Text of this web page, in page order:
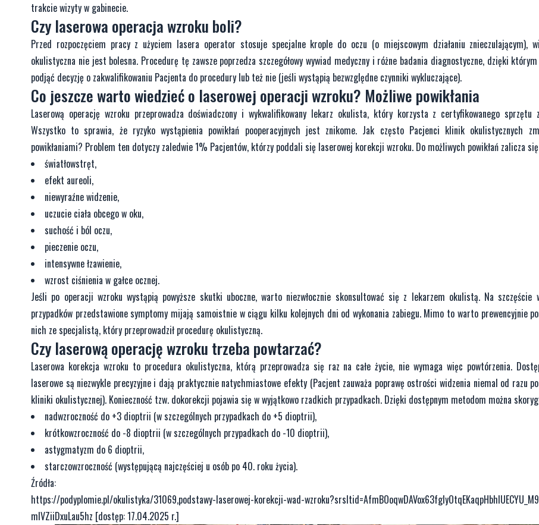
trakcie wizyty w gabinecie.
Czy laserowa operacja wzroku boli?
Przed rozpoczęciem pracy z użyciem lasera operator stosuje specjalne krople do oczu (o miejscowym działaniu znieczulającym),
okulistyczna nie jest bolesna. Procedurę tę zawsze poprzedza szczegółowy wywiad medyczny i różne badania diagnostyczne, dzięki
podjąć decyzję o zakwalifikowaniu Pacjenta do procedury lub też nie (jeśli wystąpią bezwzględne czynniki wykluczające).
Co jeszcze warto wiedzieć o laserowej operacji wzroku? Możliwe powikłania
Laserową operację wzroku przeprowadza doświadczony i wykwalifikowany lekarz okulista, który korzysta z certyfikowanego sprzętu
Wszystko to sprawia, że ryzyko wystąpienia powikłań pooperacyjnych jest znikome. Jak często Pacjenci klinik okulistycznych
powikłaniami? Problem ten dotyczy zaledwie 1% Pacjentów, którzy poddali się laserowej korekcji wzroku. Do możliwych powikłań zalicza
światłowstręt,
efekt aureoli,
niewyraźne widzenie,
uczucie ciała obcego w oku,
suchość i ból oczu,
pieczenie oczu,
intensywne łzawienie,
wzrost ciśnienia w gałce ocznej.
Jeśli po operacji wzroku wystąpią powyższe skutki uboczne, warto niezwłocznie skonsultować się z lekarzem okulistą. Na szczęście
przypadków przedstawione symptomy mijają samoistnie w ciągu kilku kolejnych dni od wykonania zabiegu. Mimo to warto prewencyjnie
nich ze specjalistą, który przeprowadził procedurę okulistyczną.
Czy laserową operację wzroku trzeba powtarzać?
Laserowa korekcja wzroku to procedura okulistyczna, którą przeprowadza się raz na całe życie, nie wymaga więc powtórzenia.
laserowe są niezwykle precyzyjne i dają praktycznie natychmiastowe efekty (Pacjent zauważa poprawę ostrości widzenia niemal od razu
kliniki okulistycznej). Konieczność tzw. dokorekcji pojawia się w wyjątkowo rzadkich przypadkach. Dzięki dostępnym metodom można
nadwzroczność do +3 dioptrii (w szczególnych przypadkach do +5 dioptrii),
krótkowzroczność do -8 dioptrii (w szczególnych przypadkach do -10 dioptrii),
astygmatyzm do 6 dioptrii,
starczowzroczność (występującą najczęściej u osób po 40. roku życia).
Źródła:
https://podyplomie.pl/okulistyka/31069,podstawy-laserowej-korekcji-wad-
mIVZiiDxuLau5hz [dostęp: 17.04.2025 r.]